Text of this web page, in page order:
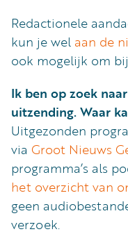
Redactionele
kun je wel aan de
ook mogelijk om
Ik ben op zoek
uitzending. Waar
Uitgezonden
via Groot Nieuws
programma’s als
het overzicht van
geen
verzoek.